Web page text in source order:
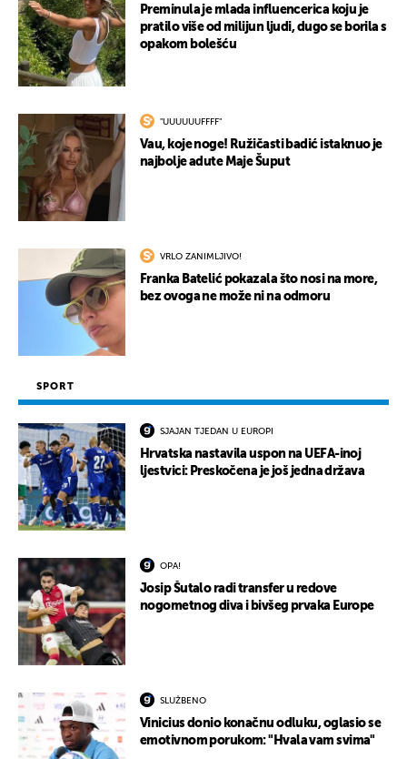
Preminula je mlada influencerica koju je
pratilo više od milijun ljudi, dugo se borila s
opakom bolešću
"UUUUUUFFFF"
Vau, koje noge! Ružičasti badić istaknuo je
najbolje adute Maje Šuput
VRLO ZANIMLJIVO!
Franka Batelić pokazala što nosi na more,
bez ovoga ne može ni na odmoru
SPORT
SJAJAN TJEDAN U EUROPI
Hrvatska nastavila uspon na UEFA-inoj
ljestvici: Preskočena je još jedna država
OPA!
Josip Šutalo radi transfer u redove
nogometnog diva i bivšeg prvaka Europe
SLUŽBENO
Vinicius donio konačnu odluku, oglasio se
emotivnom porukom: "Hvala vam svima"